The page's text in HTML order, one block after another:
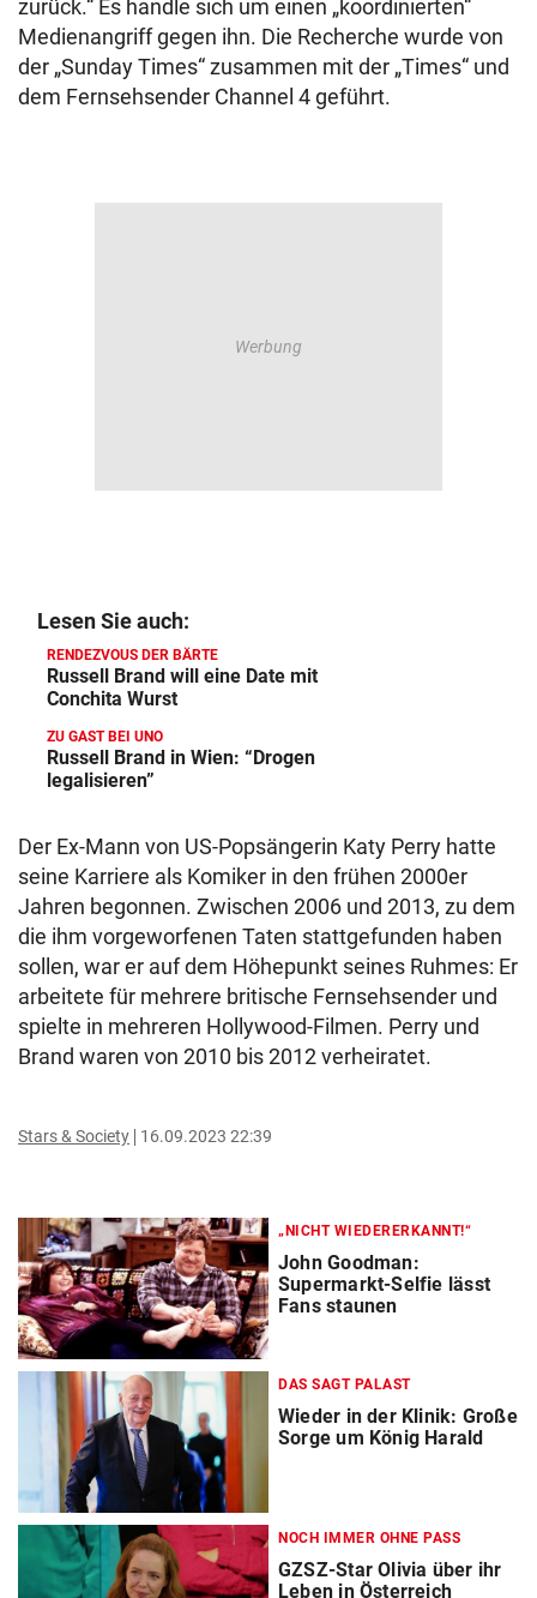
zurück.“ Es handle sich um einen „koordinierten“
Medienangriff gegen ihn. Die Recherche wurde von
der „Sunday Times“ zusammen mit der „Times“ und
dem Fernsehsender Channel 4 geführt.
Lesen Sie auch:
RENDEZVOUS DER BÄRTE
Russell Brand will eine Date mit
Conchita Wurst
ZU GAST BEI UNO
Russell Brand in Wien: “Drogen
legalisieren”
Der Ex-Mann von US-Popsängerin Katy Perry hatte
seine Karriere als Komiker in den frühen 2000er
Jahren begonnen. Zwischen 2006 und 2013, zu dem
die ihm vorgeworfenen Taten stattgefunden haben
sollen, war er auf dem Höhepunkt seines Ruhmes: Er
arbeitete für mehrere britische Fernsehsender und
spielte in mehreren Hollywood-Filmen. Perry und
Brand waren von 2010 bis 2012 verheiratet.
Stars & Society 16.09.2023 22:39
„NICHT WIEDERERKANNT!“
John Goodman:
Supermarkt-Selfie lässt
Fans staunen
DAS SAGT PALAST
Wieder in der Klinik: Große
Sorge um König Harald
NOCH IMMER OHNE PASS
GZSZ-Star Olivia über ihr
Leben in Österreich